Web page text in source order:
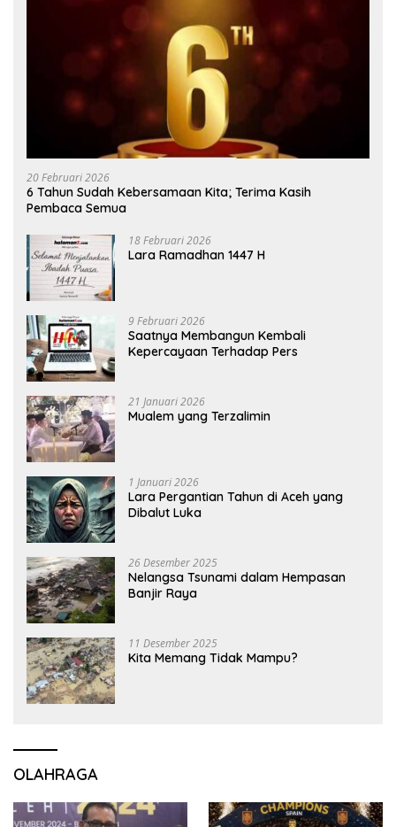
20 Februari 2026
6 Tahun Sudah Kebersamaan Kita; Terima Kasih
Pembaca Semua
18 Februari 2026
Lara Ramadhan 1447 H
9 Februari 2026
Saatnya Membangun Kembali
Kepercayaan Terhadap Pers
21 Januari 2026
Mualem yang Terzalimin
1 Januari 2026
Lara Pergantian Tahun di Aceh yang
Dibalut Luka
26 Desember 2025
Nelangsa Tsunami dalam Hempasan
Banjir Raya
11 Desember 2025
Kita Memang Tidak Mampu?
OLAHRAGA